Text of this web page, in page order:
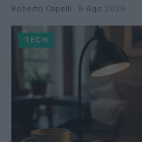
Roberto Capelli · 6 Ago 2026
TECH